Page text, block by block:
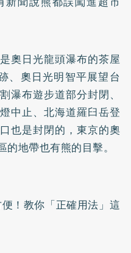
奧日光龍頭瀑布的茶屋
、奧日光明智平展望台
瀑布遊步道部分封閉、
中止、北海道羅臼岳登
也是封閉的，東京的奧
地帶也有熊的目擊。
！教你「正確用法」這